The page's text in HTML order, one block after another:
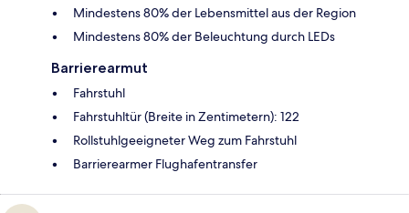
Mindestens 80% der Lebensmittel aus der Region
Mindestens 80% der Beleuchtung durch LEDs
Barrierearmut
Fahrstuhl
Fahrstuhltür (Breite in Zentimetern): 122
Rollstuhlgeeigneter Weg zum Fahrstuhl
Barrierearmer Flughafentransfer